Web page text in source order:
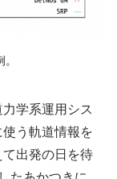
学系運用シス
う軌道情報を
出発の日を待